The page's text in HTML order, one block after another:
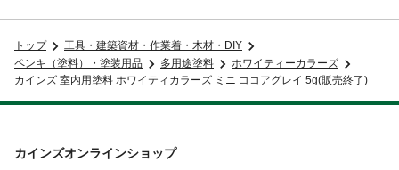
トップ
工具・建築資材・作業着・木材・DIY
ペンキ（塗料）・塗装用品
多用途塗料
ホワイティーカラーズ
カインズ 室内用塗料 ホワイティカラーズ ミニ ココアグレイ 5g(販売終了)
カインズオンラインショップ